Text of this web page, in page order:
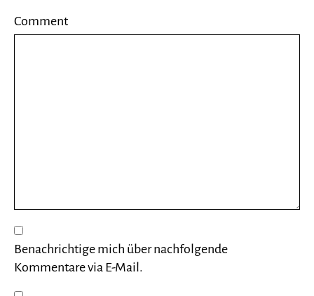
Comment
Benachrichtige mich über nachfolgende
Kommentare via E-Mail.